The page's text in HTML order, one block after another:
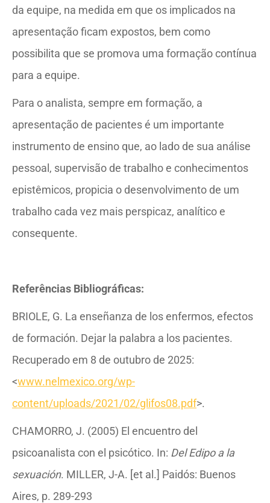
da equipe, na medida em que os implicados na
apresentação ficam expostos, bem como
possibilita que se promova uma formação contínua
para a equipe.
Para o analista, sempre em formação, a
apresentação de pacientes é um importante
instrumento de ensino que, ao lado de sua análise
pessoal, supervisão de trabalho e conhecimentos
epistêmicos, propicia o desenvolvimento de um
trabalho cada vez mais perspicaz, analítico e
consequente.
Referências Bibliográficas:
BRIOLE, G. La enseñanza de los enfermos, efectos
de formación. Dejar la palabra a los pacientes.
Recuperado em 8 de outubro de 2025:
<www.nelmexico.org/wp-
content/uploads/2021/02/glifos08.pdf>.
CHAMORRO, J. (2005) El encuentro del
psicoanalista con el psicótico. In: Del Edipo a la
sexuación. MILLER, J-A. [et al.] Paidós: Buenos
Aires, p. 289-293